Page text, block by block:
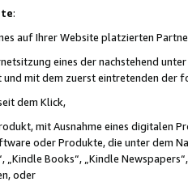
:
auf Ihrer Website platzierten
eines der nachstehend
mit dem zuerst eintretenden der
dem Klick,
mit Ausnahme eines digitalen
oder Produkte, die unter dem
„Kindle Books“, „Kindle
oder